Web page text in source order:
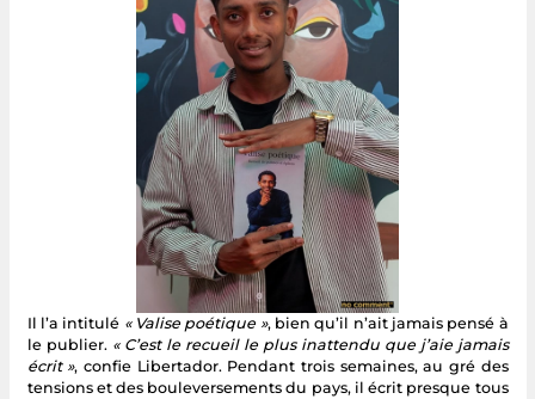
Il l’a intitulé « Valise poétique », bien qu’il n’ait jamais pensé à
le publier. « C’est le recueil le plus inattendu que j’aie jamais
écrit », confie Libertador. Pendant trois semaines, au gré des
tensions et des bouleversements du pays, il écrit presque tous